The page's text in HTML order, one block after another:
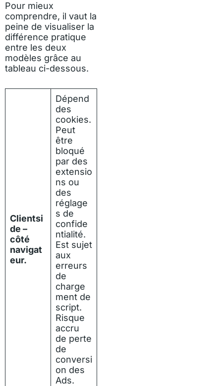
Pour mieux
comprendre, il vaut la
peine de visualiser la
différence pratique
entre les deux
modèles grâce au
tableau ci-dessous.
Clientsi
de –
côté
navigat
eur.
Dépend
des
cookies.
Peut
être
bloqué
par des
extensio
ns ou
des
réglage
s de
confide
ntialité.
Est sujet
aux
erreurs
de
charge
ment de
script.
Risque
accru
de perte
de
conversi
on des
Ads.